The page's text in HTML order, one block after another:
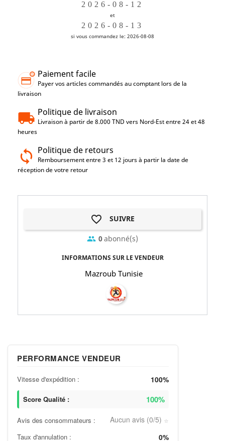
et
si vous commandez le: 2026-08-08
Paiement facile
Payer vos articles commandés au comptant lors de la
livraison
Politique de livraison
Livraison à partir de 8.000 TND vers Nord-Est entre 24 et 48
heures
Politique de retours
Remboursement entre 3 et 12 jours à partir la date de
réception de votre retour
favorite_border SUIVRE
group 0abonné(s)
INFORMATIONS SUR LE VENDEUR
Mazroub Tunisie
PERFORMANCE VENDEUR
Vitesse d'expédition : 100%
Score Qualité : 100%
Avis des consommateurs : Aucun avis (0/5) ⭐
Taux d'annulation : 0%